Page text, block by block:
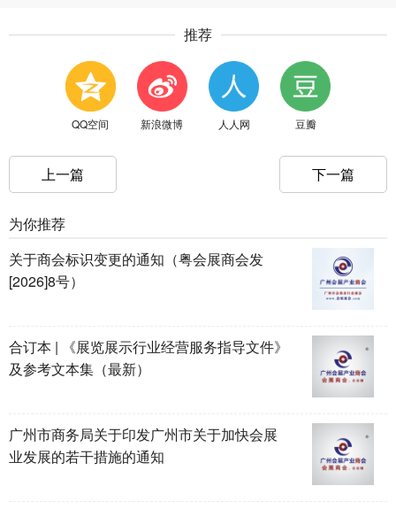
推荐
QQ空间 新浪微博 人人网 豆瓣
上一篇 下一篇
为你推荐
关于商会标识变更的通知（粤会展商会发
[2026]8号）
合订本 | 《展览展示行业经营服务指导文件》
及参考文本集（最新）
广州市商务局关于印发广州市关于加快会展
业发展的若干措施的通知